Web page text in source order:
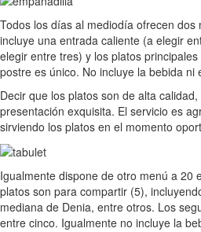
Todos los días al mediodía ofrecen
incluye una entrada caliente (a elegir
elegir entre tres) y los platos
postre es único. No incluye la bebida ni
Decir que los platos son de alta
presentación exquisita. El servicio es
sirviendo los platos en el momento
Igualmente dispone de otro menú a 20
platos son para compartir (5),
mediana de Denia, entre otros. Los
entre cinco. Igualmente no incluye la